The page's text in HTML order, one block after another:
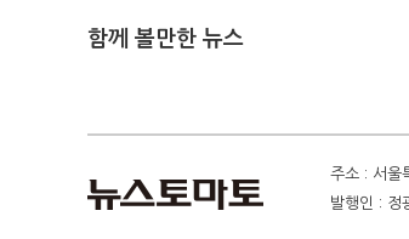
함께 볼만한 뉴스
주소 : 서울
발행인 :